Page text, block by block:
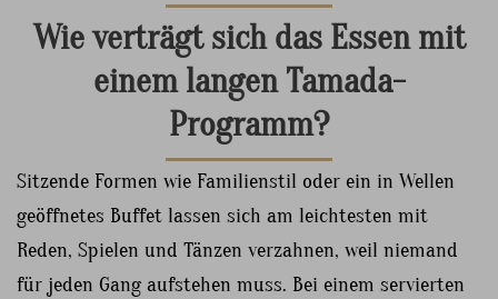
Wie verträgt sich das Essen mit
einem langen Tamada-
Programm?
Sitzende Formen wie Familienstil oder ein in Wellen
geöffnetes Buffet lassen sich am leichtesten mit
Reden, Spielen und Tänzen verzahnen, weil niemand
für jeden Gang aufstehen muss. Bei einem servierten